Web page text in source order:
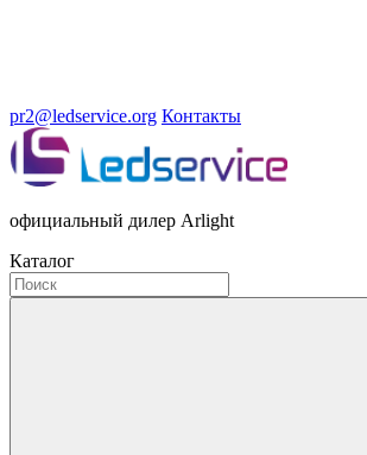
pr2@ledservice.org Контакты
официальный дилер Arlight
Каталог